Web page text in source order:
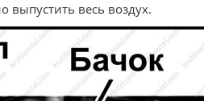
весь воздух.